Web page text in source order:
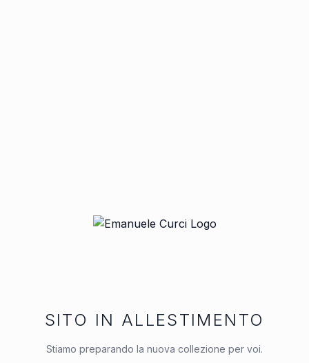
SITO IN ALLESTIMENTO
Stiamo preparando la nuova collezione per voi.